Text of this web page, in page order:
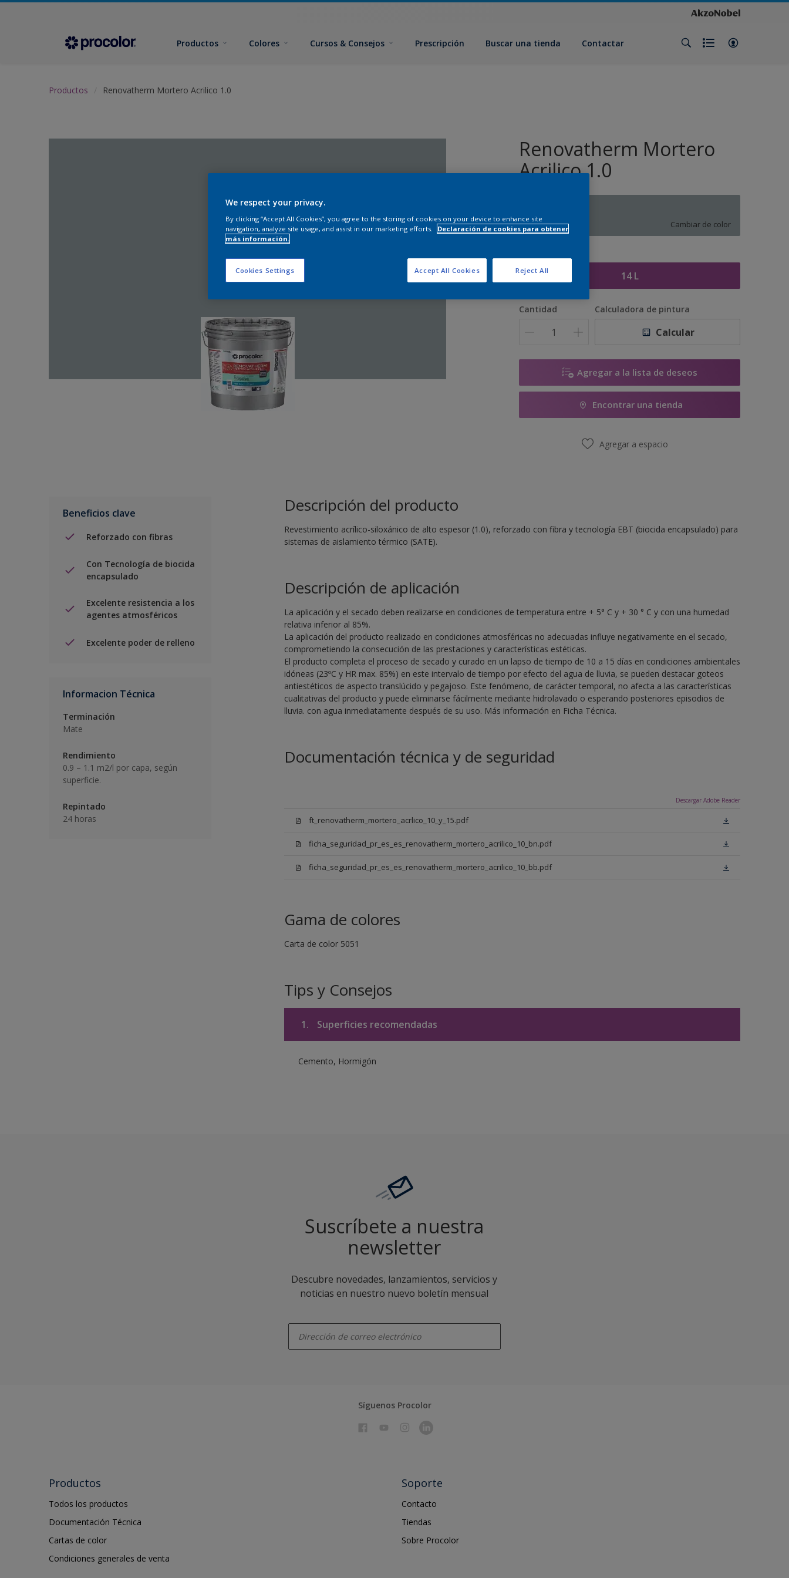
Productos Colores Cursos & Consejos Prescripción Buscar una tienda Contactar
Productos Renovatherm Mortero Acrilico 1.0
Renovatherm Mortero
Acrilico 1.0
Cambiar de color
Tamaño
14 L
Cantidad Calculadora de pintura
Calcular
Agregar a la lista de deseos
Encontrar una tienda
Agregar a espacio
Beneficios clave
Reforzado con fibras
Con Tecnología de biocida
encapsulado
Excelente resistencia a los
agentes atmosféricos
Excelente poder de relleno
Informacion Técnica
Terminación
Mate
Rendimiento
0.9 – 1.1 m2/l por capa, según
superficie.
Repintado
24 horas
Descripción del producto
Revestimiento acrílico-siloxánico de alto espesor (1.0), reforzado con fibra y tecnología EBT (biocida encapsulado) para
sistemas de aislamiento térmico (SATE).
Descripción de aplicación
La aplicación y el secado deben realizarse en condiciones de temperatura entre + 5° C y + 30 ° C y con una humedad
relativa inferior al 85%.
La aplicación del producto realizado en condiciones atmosféricas no adecuadas influye negativamente en el secado,
comprometiendo la consecución de las prestaciones y características estéticas.
El producto completa el proceso de secado y curado en un lapso de tiempo de 10 a 15 días en condiciones ambientales
idóneas (23ºC y HR max. 85%) en este intervalo de tiempo por efecto del agua de lluvia, se pueden destacar goteos
antiestéticos de aspecto translúcido y pegajoso. Este fenómeno, de carácter temporal, no afecta a las características
cualitativas del producto y puede eliminarse fácilmente mediante hidrolavado o esperando posteriores episodios de
lluvia. con agua inmediatamente después de su uso. Más información en Ficha Técnica.
Documentación técnica y de seguridad
Descargar Adobe Reader
ft_renovatherm_mortero_acrlico_10_y_15.pdf
ficha_seguridad_pr_es_es_renovatherm_mortero_acrilico_10_bn.pdf
ficha_seguridad_pr_es_es_renovatherm_mortero_acrilico_10_bb.pdf
Gama de colores
Carta de color 5051
Tips y Consejos
1. Superficies recomendadas
Cemento, Hormigón
Suscríbete a nuestra
newsletter
Descubre novedades, lanzamientos, servicios y
noticias en nuestro nuevo boletín mensual
Síguenos Procolor
Productos
Todos los productos
Documentación Técnica
Cartas de color
Condiciones generales de venta
Soporte
Contacto
Tiendas
Sobre Procolor
We respect your privacy.
By clicking “Accept All Cookies”, you agree to the storing of cookies on your device to enhance site
navigation, analyze site usage, and assist in our marketing efforts.
Declaración de cookies para obtener
más información.
Cookies Settings Reject All
Accept All Cookies